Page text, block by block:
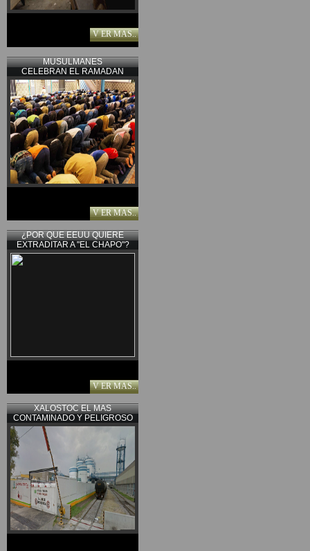
V ER MAS..
MUSULMANES
CELEBRAN EL RAMADAN
V ER MAS..
¿POR QUE EEUU QUIERE
EXTRADITAR A "EL CHAPO"?
V ER MAS..
XALOSTOC EL MAS
CONTAMINADO Y PELIGROSO